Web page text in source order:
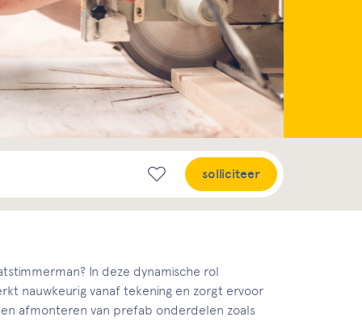
solliciteer
In deze dynamische rol
nauwkeurig vanaf tekening en zorgt ervoor
afmonteren van prefab onderdelen zoals